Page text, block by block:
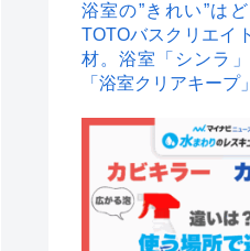
浴室の”きれい”は
TOTOバスクリエイ
材。浴室「シンラ
「浴室クリアキープ」